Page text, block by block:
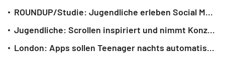
ROUNDUP/Studie: Jugendliche erleben Social Media als Achterbahnfahrt
Jugendliche: Scrollen inspiriert und nimmt Konzentration
London: Apps sollen Teenager nachts automatisch aussperren